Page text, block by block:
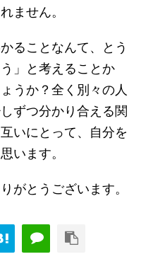
ません。
ることなんて、とう
」と考えることか
うか？全く別々の人
ずつ分かり合える関
いにとって、自分を
います。
がとうございます。